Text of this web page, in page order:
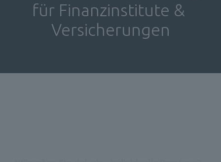
für Finanzinstitute &
Versicherungen